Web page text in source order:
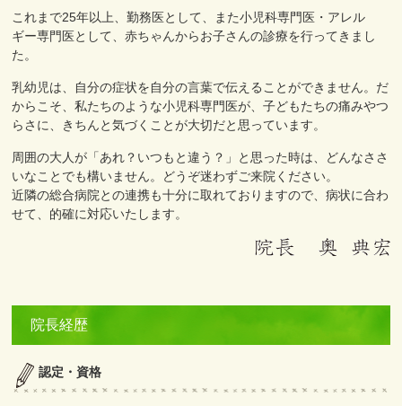
これまで25年以上、勤務医として、また小児科専門医・アレル
ギー専門医として、赤ちゃんからお子さんの診療を行ってきまし
た。
乳幼児は、自分の症状を自分の言葉で伝えることができません。だ
からこそ、私たちのような小児科専門医が、子どもたちの痛みやつ
らさに、きちんと気づくことが大切だと思っています。
周囲の大人が「あれ？いつもと違う？」と思った時は、どんなささ
いなことでも構いません。どうぞ迷わずご来院ください。
近隣の総合病院との連携も十分に取れておりますので、病状に合わ
せて、的確に対応いたします。
院長経歴
認定・資格